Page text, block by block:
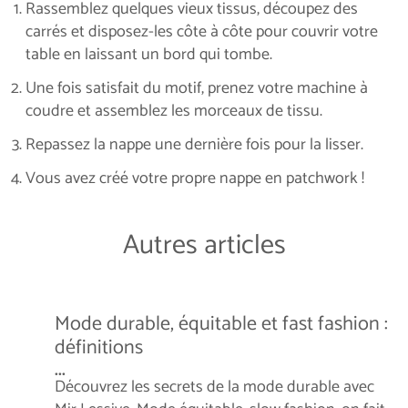
Rassemblez quelques vieux tissus, découpez des
carrés et disposez-les côte à côte pour couvrir votre
table en laissant un bord qui tombe.
Une fois satisfait du motif, prenez votre machine à
coudre et assemblez les morceaux de tissu.
Repassez la nappe une dernière fois pour la lisser.
Vous avez créé votre propre nappe en patchwork !
Autres articles
Mode durable, équitable et fast fashion :
définitions
...
Découvrez les secrets de la mode durable avec